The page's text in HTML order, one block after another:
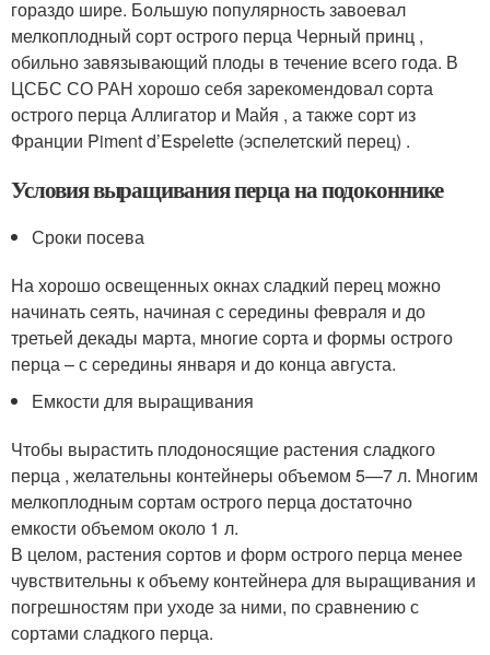
гораздо шире. Большую популярность завоевал
мелкоплодный сорт острого перца Черный принц ,
обильно завязывающий плоды в течение всего года. В
ЦСБС СО РАН хорошо себя зарекомендовал сорта
острого перца Аллигатор и Майя , а также сорт из
Франции Piment d’Espelette (эспелетский перец) .
Условия выращивания перца на подоконнике
Сроки посева
На хорошо освещенных окнах сладкий перец можно
начинать сеять, начиная с середины февраля и до
третьей декады марта, многие сорта и формы острого
перца – с середины января и до конца августа.
Емкости для выращивания
Чтобы вырастить плодоносящие растения сладкого
перца , желательны контейнеры объемом 5—7 л. Многим
мелкоплодным сортам острого перца достаточно
емкости объемом около 1 л.
В целом, растения сортов и форм острого перца менее
чувствительны к объему контейнера для выращивания и
погрешностям при уходе за ними, по сравнению с
сортами сладкого перца.